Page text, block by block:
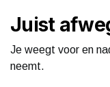
Juist
Je weegt voor en
neemt.